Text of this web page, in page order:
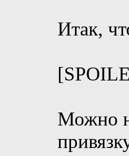
Итак,
Можно